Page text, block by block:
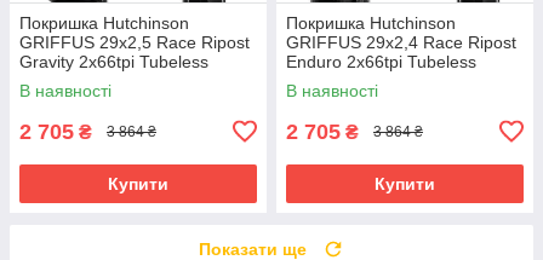
Покришка Hutchinson
GRIFFUS 29х2,5 Race Ripost
Gravity 2x66tpi Tubeless
Ready Складана Black
В наявності
2 705 ₴ 3 864 ₴
Купити
Покришка Hutchinson
GRIFFUS 29х2,4 Race Ripost
Enduro 2x66tpi Tubeless
Ready Складана Black
В наявності
2 705 ₴ 3 864 ₴
Купити
Показати ще